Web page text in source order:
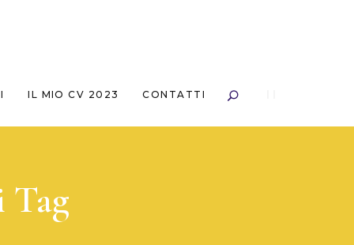
IL MIO CV 2023 CONTATTI
Tag